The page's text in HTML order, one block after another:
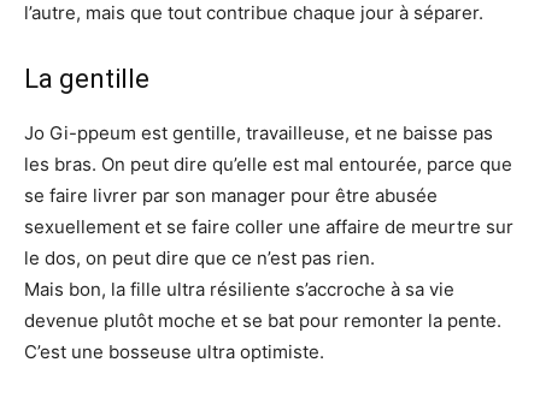
l’autre, mais que tout contribue chaque jour à séparer.
La gentille
Jo Gi-ppeum est gentille, travailleuse, et ne baisse pas
les bras. On peut dire qu’elle est mal entourée, parce que
se faire livrer par son manager pour être abusée
sexuellement et se faire coller une affaire de meurtre sur
le dos, on peut dire que ce n’est pas rien.
Mais bon, la fille ultra résiliente s’accroche à sa vie
devenue plutôt moche et se bat pour remonter la pente.
C’est une bosseuse ultra optimiste.